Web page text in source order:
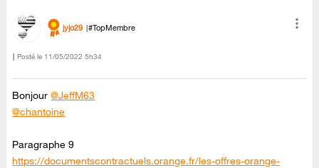
jyjo29 #TopMembre
Posté le ‎11/05/2022 5h34
Bonjour@JeffM63
@chantoine
Paragraphe 9
https://documentscontractuels.orange.fr/les-offres-orange-